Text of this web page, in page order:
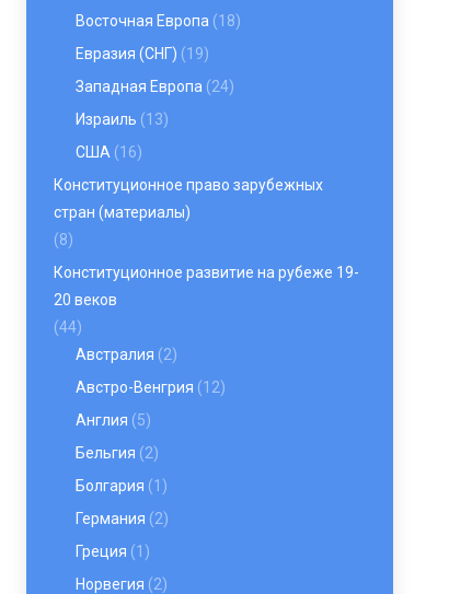
Восточная Европа (18)
Евразия (СНГ) (19)
Западная Европа (24)
Израиль (13)
США (16)
Конституционное право зарубежных
стран (материалы)
(8)
Конституционное развитие на рубеже 19-
20 веков
(44)
Австралия (2)
Австро-Венгрия (12)
Англия (5)
Бельгия (2)
Болгария (1)
Германия (2)
Греция (1)
Норвегия (2)